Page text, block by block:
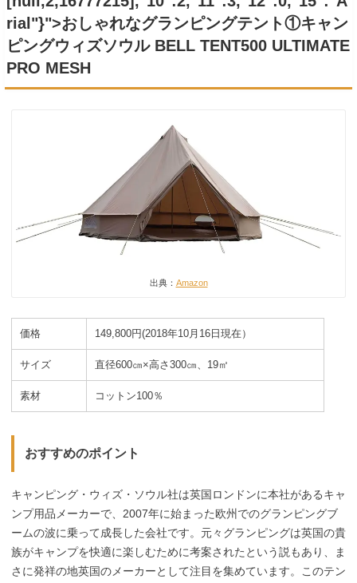
rial"}">おしゃれなグランピングテント①キャン
ピングウィズソウル BELL TENT500 ULTIMATE
PRO MESH
出典： Amazon
価格 149,800円(2018年10月16日現在）
サイズ 直径600㎝×高さ300㎝、19㎡
素材 コットン100％
おすすめのポイント
キャンピング・ウィズ・ソウル社は英国ロンドンに本社があるキャ
ンプ用品メーカーで、2007年に始まった欧州でのグランピングブ
ームの波に乗って成長した会社です。元々グランピングは英国の貴
族がキャンプを快適に楽しむために考案されたという説もあり、ま
さに発祥の地英国のメーカーとして注目を集めています。このテン